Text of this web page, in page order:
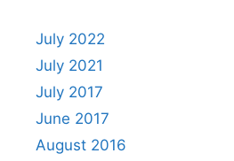
July 2022
July 2021
July 2017
June 2017
August 2016